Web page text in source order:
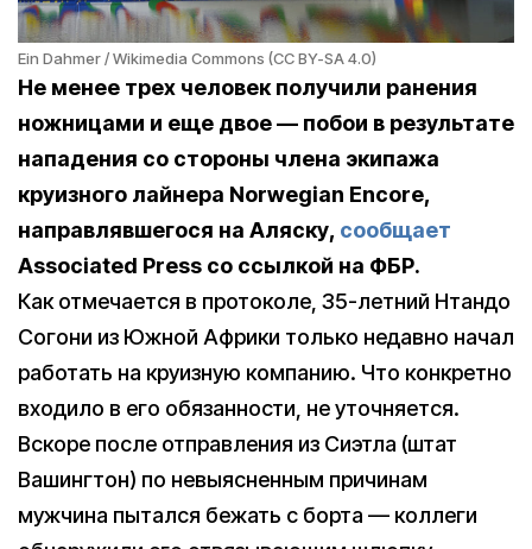
Ein Dahmer / Wikimedia Commons (CC BY-SA 4.0)
Не менее трех человек получили ранения
ножницами и еще двое — побои в результате
нападения со стороны члена экипажа
круизного лайнера Norwegian Encore,
направлявшегося на Аляску, сообщает
Associated Press со ссылкой на ФБР.
Как отмечается в протоколе, 35-летний Нтандо
Согони из Южной Африки только недавно начал
работать на круизную компанию. Что конкретно
входило в его обязанности, не уточняется.
Вскоре после отправления из Сиэтла (штат
Вашингтон) по невыясненным причинам
мужчина пытался бежать с борта — коллеги